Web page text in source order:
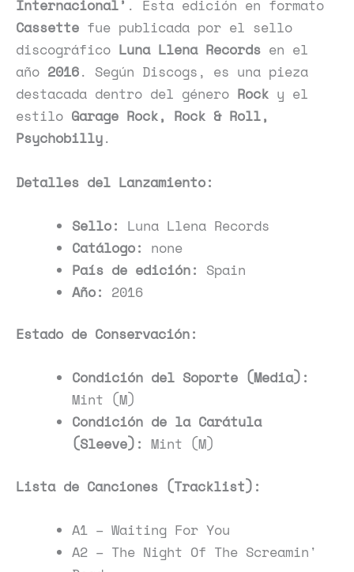
Internacional’ . Esta edición en formato
Cassette fue publicada por el sello
discográfico Luna Llena Records en el
año 2016. Según Discogs, es una pieza
destacada dentro del género Rock y el
estilo Garage Rock, Rock & Roll,
Psychobilly.
Detalles del Lanzamiento:
Sello: Luna Llena Records
Catálogo: none
País de edición: Spain
Año: 2016
Estado de Conservación:
Condición del Soporte (Media):
Mint (M)
Condición de la Carátula
(Sleeve): Mint (M)
Lista de Canciones (Tracklist):
A1 – Waiting For You
A2 – The Night Of The Screamin'